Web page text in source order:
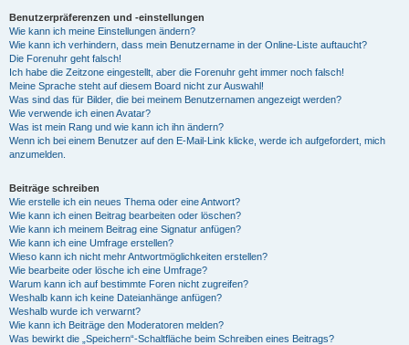
Benutzerpräferenzen und -einstellungen
Wie kann ich meine Einstellungen ändern?
Wie kann ich verhindern, dass mein Benutzername in der Online-Liste auftaucht?
Die Forenuhr geht falsch!
Ich habe die Zeitzone eingestellt, aber die Forenuhr geht immer noch falsch!
Meine Sprache steht auf diesem Board nicht zur Auswahl!
Was sind das für Bilder, die bei meinem Benutzernamen angezeigt werden?
Wie verwende ich einen Avatar?
Was ist mein Rang und wie kann ich ihn ändern?
Wenn ich bei einem Benutzer auf den E-Mail-Link klicke, werde ich aufgefordert, mich
anzumelden.
Beiträge schreiben
Wie erstelle ich ein neues Thema oder eine Antwort?
Wie kann ich einen Beitrag bearbeiten oder löschen?
Wie kann ich meinem Beitrag eine Signatur anfügen?
Wie kann ich eine Umfrage erstellen?
Wieso kann ich nicht mehr Antwortmöglichkeiten erstellen?
Wie bearbeite oder lösche ich eine Umfrage?
Warum kann ich auf bestimmte Foren nicht zugreifen?
Weshalb kann ich keine Dateianhänge anfügen?
Weshalb wurde ich verwarnt?
Wie kann ich Beiträge den Moderatoren melden?
Was bewirkt die „Speichern“-Schaltfläche beim Schreiben eines Beitrags?